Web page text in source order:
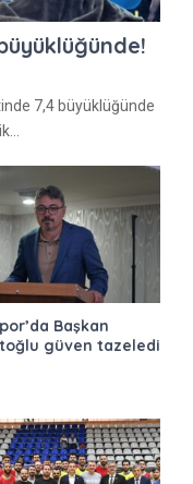
7,4 büyüklüğünde
Başkan
güven tazeledi